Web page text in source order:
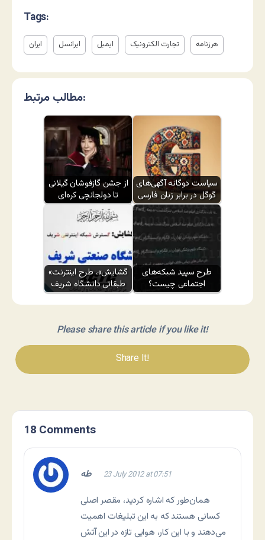
Tags:
ایران ایرانسل ایمیل تجارت الکترونیک هرزنامه
مطالب مرتبط:
از جشن گازفوشان گیلانی
تا دولجانچی کره‌ای
سیاست دوگانه آگهی‌های
گوگل در برابر زبان فارسی
«گشایش»، طرح اینترنت
طبقاتی دانشگاه شریف
طرح سپید شبکه‌های
اجتماعی چیست؟
Please share this article if you like it!
Share It!
18 Comments
طه 23 July 2012 at 07:51
همان‌طور که اشاره کردید، مقصر اصلی
کسانی هستند که به این تبلیغات اهمیت
می‌دهند و با این کار، هوایی تازه در این آتش